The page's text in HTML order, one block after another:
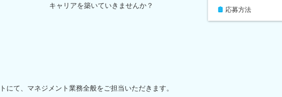
キャリアを築いていきませんか？
にて、マネジメント業務全般をご担当いただきます。
応募方法